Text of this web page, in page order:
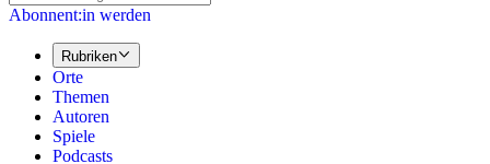
Abonnent:in werden
Rubriken
Orte
Themen
Autoren
Spiele
Podcasts